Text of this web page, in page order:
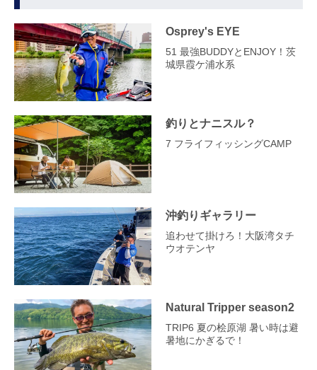
Osprey's EYE
51 最強BUDDYとENJOY！茨
城県霞ケ浦水系
釣りとナニスル？
7 フライフィッシングCAMP
沖釣りギャラリー
追わせて掛けろ！大阪湾タチ
ウオテンヤ
Natural Tripper season2
TRIP6 夏の桧原湖 暑い時は避
暑地にかぎるで！